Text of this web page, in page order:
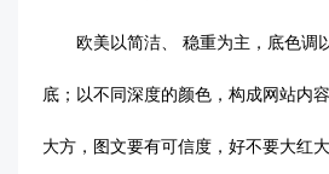
欧美以简洁、 稳重为主，底色调
底；以不同深度的颜色，构成网站内
大方，图文要有可信度，好不要大红大